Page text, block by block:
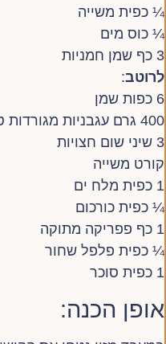
¼ כפית משייה
¼ כוס מים
3 כף שמן חמניות
לרוטב:
6 כפות שמן
400 גרם עגבניות מגורדות טרי/ קופסא
3 שיני שום חצויות
קורט משייה
1 כפית מלח ים
¼ כפית כורכום
1 כף פפריקה מתוקה
¼ כפית פלפל שחור
1 כפית סוכר
אופן הכנה: